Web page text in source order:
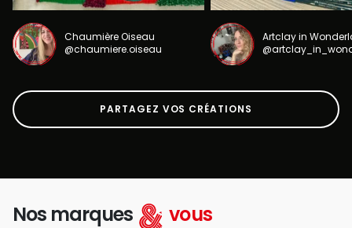
Chaumière Oiseau
@chaumiere.oiseau
Artclay in
PARTAGEZ VOS CRÉATIONS
Nos marques vous